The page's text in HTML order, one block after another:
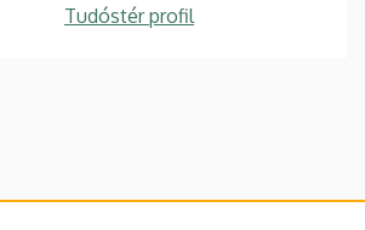
Tudóstér profil